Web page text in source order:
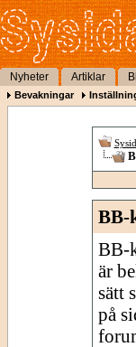
Nyheter Artiklar
Bevakningar
BB-
BB-
är
sätt
på